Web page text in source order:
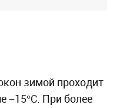
зимой проходит
−15°С. При более